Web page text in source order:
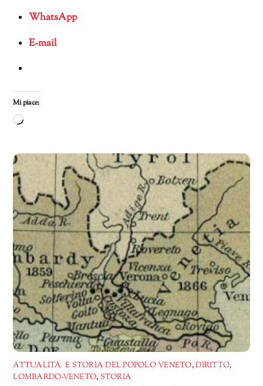
WhatsApp
E-mail
Mi piace:
Caricamento
corso…
ATTUALITÀ E STORIA DEL POPOLO VENETO,DIRITTO,
LOMBARDO-VENETO, STORIA